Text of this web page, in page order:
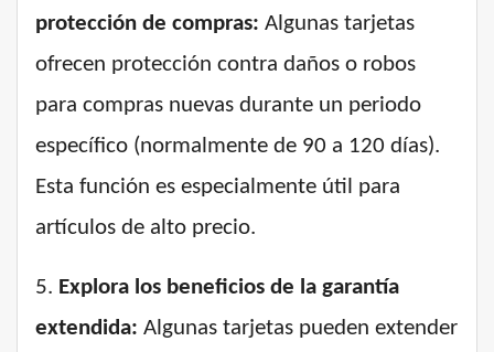
protección de compras: Algunas tarjetas
ofrecen protección contra daños o robos
para compras nuevas durante un periodo
específico (normalmente de 90 a 120 días).
Esta función es especialmente útil para
artículos de alto precio.
5. Explora los beneficios de la garantía
extendida: Algunas tarjetas pueden extender